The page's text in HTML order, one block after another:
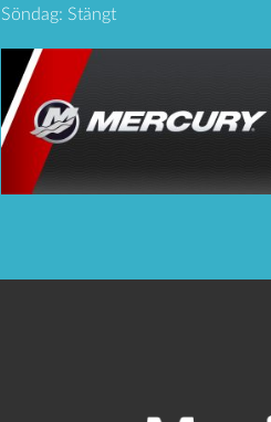
Söndag: Stängt